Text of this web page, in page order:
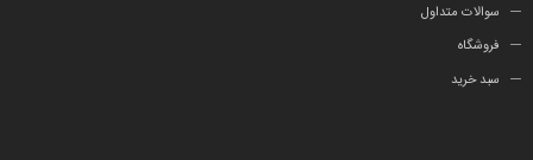
سوالات متداول
فروشگاه
سبد خرید